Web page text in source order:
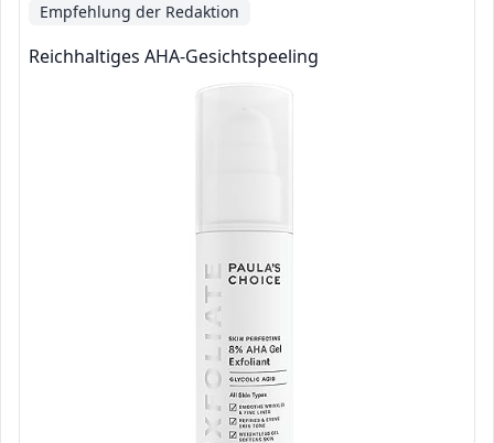
Empfehlung der Redaktion
Reichhaltiges AHA-Gesichtspeeling